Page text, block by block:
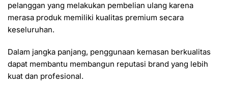
pelanggan yang melakukan pembelian ulang karena
merasa produk memiliki kualitas premium secara
keseluruhan.
Dalam jangka panjang, penggunaan kemasan berkualitas
dapat membantu membangun reputasi brand yang lebih
kuat dan profesional.